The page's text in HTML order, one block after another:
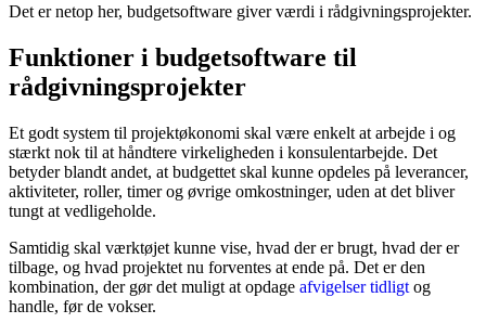
Det er netop her, budgetsoftware giver værdi i rådgivningsprojekter.
Funktioner i budgetsoftware til
rådgivningsprojekter
Et godt system til projektøkonomi skal være enkelt at arbejde i og
stærkt nok til at håndtere virkeligheden i konsulentarbejde. Det
betyder blandt andet, at budgettet skal kunne opdeles på leverancer,
aktiviteter, roller, timer og øvrige omkostninger, uden at det bliver
tungt at vedligeholde.
Samtidig skal værktøjet kunne vise, hvad der er brugt, hvad der er
tilbage, og hvad projektet nu forventes at ende på. Det er den
kombination, der gør det muligt at opdage afvigelser tidligt og
handle, før de vokser.